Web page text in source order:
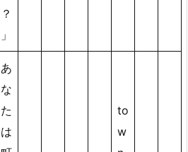
？
」
あ
な
た
は
to
w